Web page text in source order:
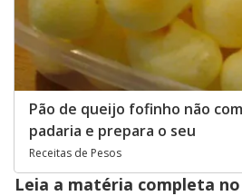
Pão de queijo fofinho não
padaria e prepara o seu
Receitas de Pesos
Leia a matéria completa